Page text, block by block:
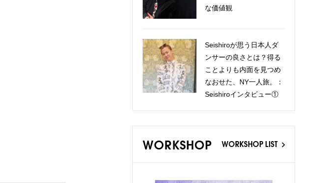
な価値観
Seishiroが思う日本人ダ
ンサーの良さとは？得る
ことよりも内面を見つめ
なおせた、NY一人旅。：
Seishiroインタビュー①
WORKSHOP WORKSHOP LIST